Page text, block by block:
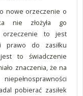
nowe orzeczenie o
nie złożyła go
to jest
prawo do zasiłku
to świadczenie
znaczenia, że na
pobierać zasiłek